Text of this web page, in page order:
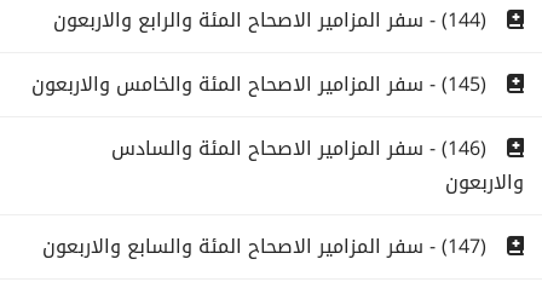
(144) - سفر المزامير الاصحاح المئة والرابع والاربعون
(145) - سفر المزامير الاصحاح المئة والخامس والاربعون
(146) - سفر المزامير الاصحاح المئة والسادس
والاربعون
(147) - سفر المزامير الاصحاح المئة والسابع والاربعون